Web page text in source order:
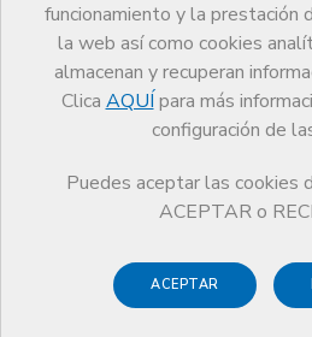
funcionamiento y la prestación
la web así como cookies
almacenan y recuperan
Clica AQUÍ para más
configuración de
Puedes aceptar las cookies
ACEPTAR o
ACEPTAR
Avantatges i
descomptes
Serveis Altres serveis
Avantatges
Deportes y Bienestar